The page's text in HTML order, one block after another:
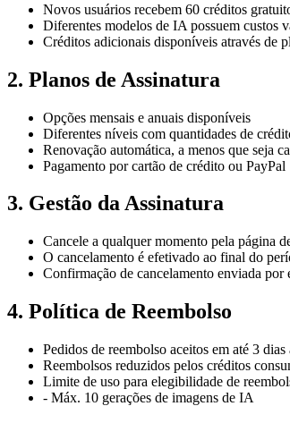
Novos usuários recebem 60 créditos
Diferentes modelos de IA possuem custos
Créditos adicionais disponíveis através de
2. Planos de Assinatura
Opções mensais e anuais disponíveis
Diferentes níveis com quantidades de
Renovação automática, a menos que seja
Pagamento por cartão de crédito ou PayPal
3. Gestão da Assinatura
Cancele a qualquer momento pela página
O cancelamento é efetivado ao final do
Confirmação de cancelamento enviada por
4. Política de Reembolso
Pedidos de reembolso aceitos em até 3 dias
Reembolsos reduzidos pelos créditos
Limite de uso para elegibilidade de
- Máx. 10 gerações de imagens de IA